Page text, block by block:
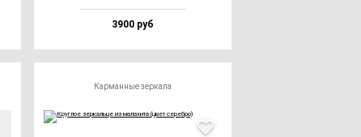
3900 руб
Карманные зеркала